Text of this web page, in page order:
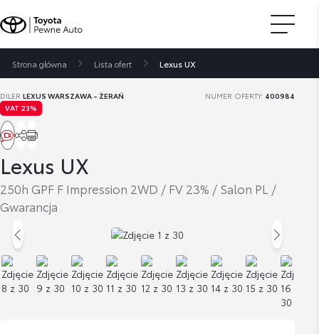
Strona główna Lista ofert Lexus UX
Lexus UX
250h GPF F Impression 2WD / FV 23% / Salon PL /
Gwarancja
VAT 23%
DILER LEXUS WARSZAWA - ŻERAŃ NUMER OFERTY: 400984